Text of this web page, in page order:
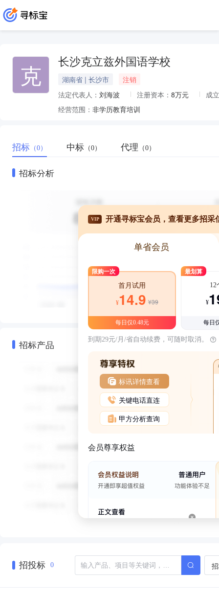
克 长沙克立兹外国语学校
湖南省 | 长沙市
注销
法定代表人： 刘海波 注册资本： 8万元
成
经营范围： 非学历教育培训
招标 （0） 中标 （0） 代理 （0）
招标分析
招标产品
VIP 开通寻标宝会员，查看更多招采
单省会员
限购一次
首月试用
¥14.9 ¥39
每日仅0.48元
最划算
12
¥
每日
到期29元/月/省自动续费，可随时取消。
标讯详情查看
关键电话直连
甲方分析查询
会员尊享权益
招投标 0